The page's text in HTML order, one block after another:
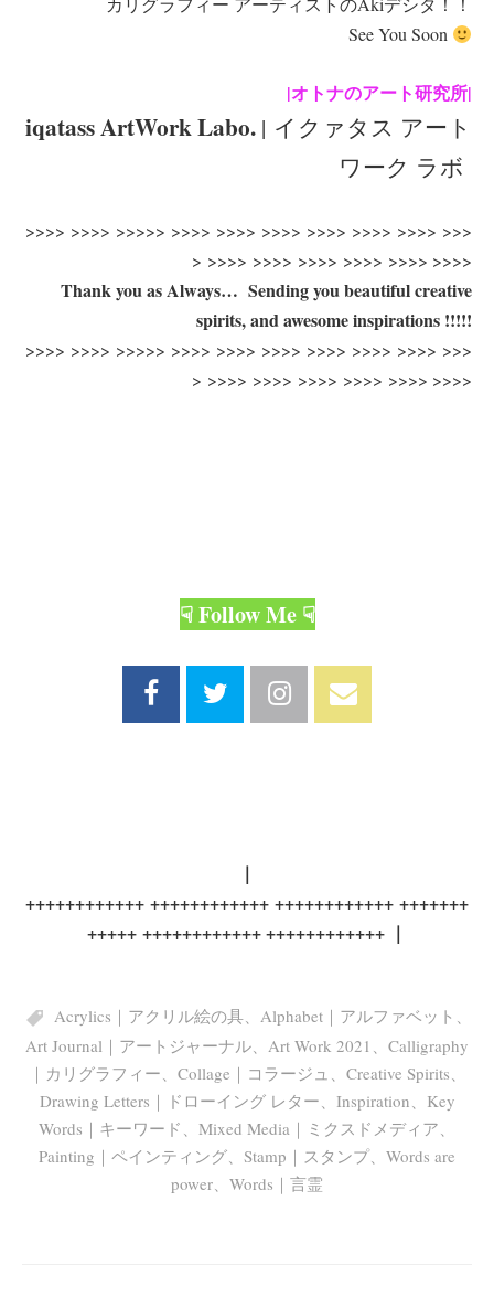
See You Soon
|オトナのアート研究所|
iqatass ArtWork Labo. | イクァタス アート
ワーク ラボ
>>>> >>>> >>>>> >>>> >>>> >>>> >>>> >>>> >>>> >>>
> >>>> >>>> >>>> >>>> >>>> >>>>
Thank you as Always… Sending you beautiful creative
spirits, and awesome inspirations !!!!!
>>>> >>>> >>>>> >>>> >>>> >>>> >>>> >>>> >>>> >>>
> >>>> >>>> >>>> >>>> >>>> >>>>
☟ Follow Me ☟
｜
++++++++++++ ++++++++++++ ++++++++++++ +++++++
+++++ ++++++++++++ ++++++++++++ ｜
Acrylics｜アクリル絵の具、 Alphabet｜アルファベット 、
Art Journal｜アートジャーナル、 Art Work 2021 、 Calligraphy
｜カリグラフィー、 Collage｜コラージュ 、 Creative Spirits、
Drawing Letters｜ドローイング レター、 Inspiration、 Key
Words｜キーワード 、 Mixed Media｜ミクスドメディア、
Painting｜ペインティング、 Stamp｜スタンプ、 Words are
power、 Words｜言霊